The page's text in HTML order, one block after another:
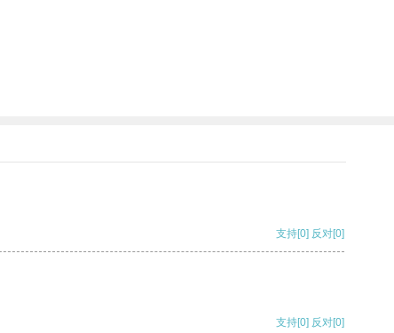
支持[0] 反对[0]
支持[0] 反对[0]